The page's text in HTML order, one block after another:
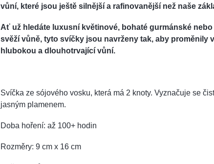
vůní, které jsou ještě silnější a rafinovanější než naše
Ať už hledáte luxusní květinové, bohaté gurmánské
svěží vůně, tyto svíčky jsou navrženy tak, aby proměnily
hlubokou a dlouhotrvající vůní.
Svíčka ze sójového vosku, která má 2 knoty. Vyznačuje se
jasným plamenem.
Doba hoření: až 100+ hodin
Rozměry: 9 cm x 16 cm